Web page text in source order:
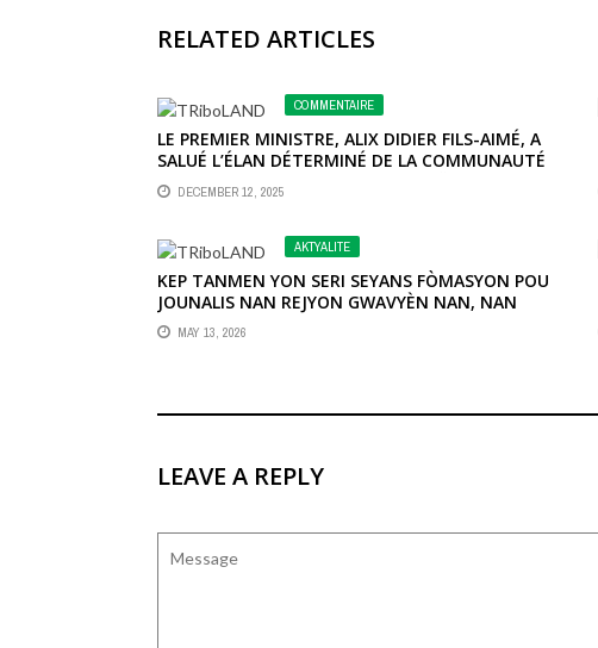
RELATED ARTICLES
COMMENTAIRE
LE PREMIER MINISTRE, ALIX DIDIER FILS-AIMÉ, A
SALUÉ L’ÉLAN DÉTERMINÉ DE LA COMMUNAUTÉ
INTERNATIONALE EN FAVEUR D’HAÏTI
DECEMBER 12, 2025
AKTYALITE
KEP TANMEN YON SERI SEYANS FÒMASYON POU
JOUNALIS NAN REJYON GWAVYÈN NAN, NAN
KOMIN TIGWAV.
MAY 13, 2026
LEAVE A REPLY